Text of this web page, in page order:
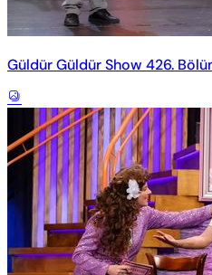
Güldür Güldür Show 426.